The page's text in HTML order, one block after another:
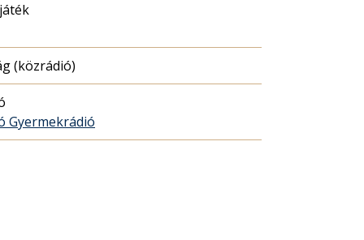
(közrádió)
Gyermekrádió